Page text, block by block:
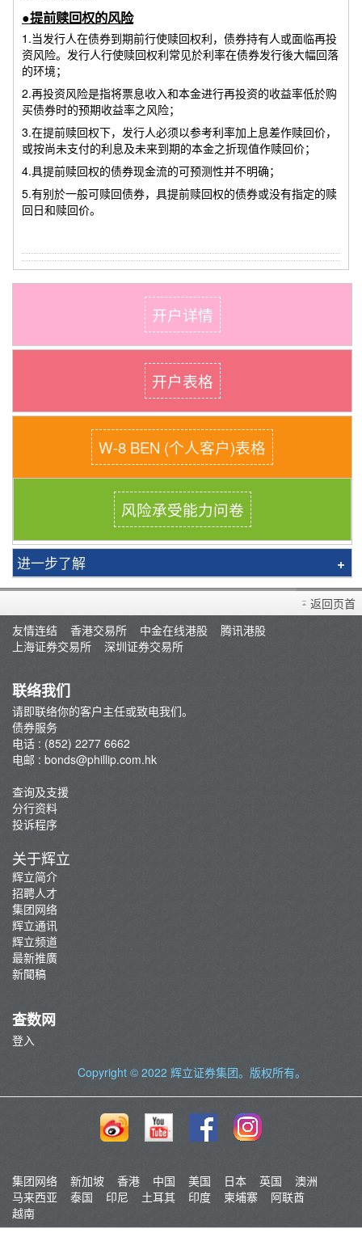
●提前赎回权的风险
1.当发行人在债券到期前行使赎回权利，债券持有人或面临再投
资风险。发行人行使赎回权利常见於利率在债券发行後大幅回落
的环境；
2.再投资风险是指将票息收入和本金进行再投资的收益率低於购
买债券时的预期收益率之风险；
3.在提前赎回权下，发行人必须以参考利率加上息差作赎回价，
或按尚未支付的利息及未来到期的本金之折现值作赎回价；
4.具提前赎回权的债券现金流的可预测性并不明确；
5.有别於一般可赎回债券，具提前赎回权的债券或没有指定的赎
回日和赎回价。
开户详情
开户表格
W-8 BEN (个人客户)表格
风险承受能力问卷
进一步了解
简介
报价
买卖流程
债券融资
孳息率计算机
常見問題
返回页首
友情连结
香港交易所 中金在线港股
腾讯港股
上海证券交易所
深圳证券交易所
联络我们
请即联络你的客户主任或致电我们。
债券服务
电话 : (852) 2277 6662
电邮 : bonds@phillip.com.hk
查询及支援
分行资料
投诉程序
关于辉立
辉立简介
招聘人才
集团网络
辉立通讯
辉立频道
最新推廣
新聞稿
查数网
登入
Copyright © 2022 辉立证券集团。版权所有。
集团网络 新加坡 香港 中国 美国 日本 英国
澳洲
马来西亚
泰国 印尼 土耳其 印度 柬埔寨
阿联酋
越南